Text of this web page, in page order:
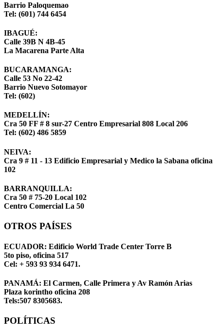
Barrio Paloquemao
Tel: (601) 744 6454
IBAGUÉ:
Calle 39B N 4B-45
La Macarena Parte Alta
BUCARAMANGA:
Calle 53 No 22-42
Barrio Nuevo Sotomayor
Tel: (602)
MEDELLÍN:
Cra 50 FF # 8 sur-27 Centro Empresarial 808 Local 206
Tel: (602) 486 5859
NEIVA:
Cra 9 # 11 - 13 Edificio Empresarial y Medico la Sabana oficina
102
BARRANQUILLA:
Cra 50 # 75-20 Local 102
Centro Comercial La 50
OTROS PAÍSES
ECUADOR: Edificio World Trade Center Torre B
5to piso, oficina 517
Cel: + 593 93 934 6471.
PANAMÁ: El Carmen, Calle Primera y Av Ramón Arias
Plaza korintho oficina 208
Tels:507 8305683.
POLÍTICAS